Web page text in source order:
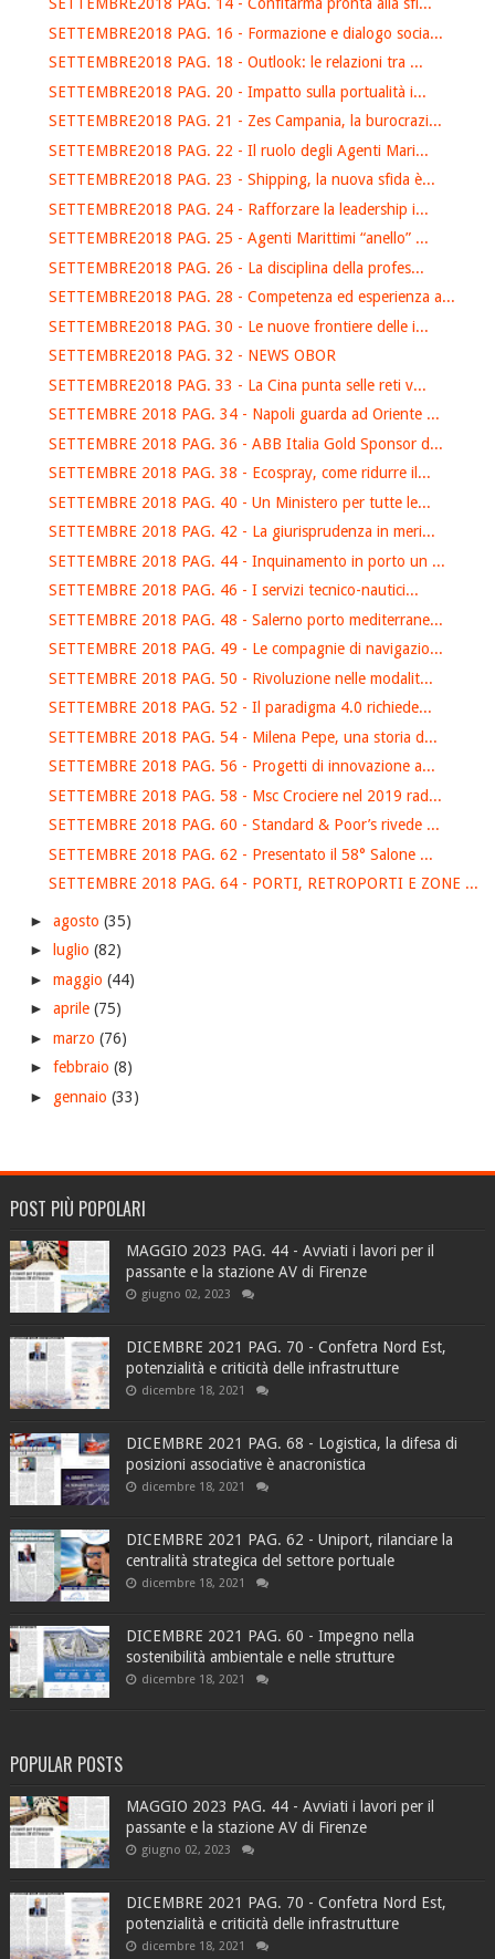
SETTEMBRE2018 PAG. 16 - Formazione e dialogo socia...
SETTEMBRE2018 PAG. 18 - Outlook: le relazioni tra ...
SETTEMBRE2018 PAG. 20 - Impatto sulla portualità i...
SETTEMBRE2018 PAG. 21 - Zes Campania, la burocrazi...
SETTEMBRE2018 PAG. 22 - Il ruolo degli Agenti Mari...
SETTEMBRE2018 PAG. 23 - Shipping, la nuova sfida è...
SETTEMBRE2018 PAG. 24 - Rafforzare la leadership i...
SETTEMBRE2018 PAG. 25 - Agenti Marittimi “anello” ...
SETTEMBRE2018 PAG. 26 - La disciplina della profes...
SETTEMBRE2018 PAG. 28 - Competenza ed esperienza a...
SETTEMBRE2018 PAG. 30 - Le nuove frontiere delle i...
SETTEMBRE2018 PAG. 32 - NEWS OBOR
SETTEMBRE2018 PAG. 33 - La Cina punta selle reti v...
SETTEMBRE 2018 PAG. 34 - Napoli guarda ad Oriente ...
SETTEMBRE 2018 PAG. 36 - ABB Italia Gold Sponsor d...
SETTEMBRE 2018 PAG. 38 - Ecospray, come ridurre il...
SETTEMBRE 2018 PAG. 40 - Un Ministero per tutte le...
SETTEMBRE 2018 PAG. 42 - La giurisprudenza in meri...
SETTEMBRE 2018 PAG. 44 - Inquinamento in porto un ...
SETTEMBRE 2018 PAG. 46 - I servizi tecnico-nautici...
SETTEMBRE 2018 PAG. 48 - Salerno porto mediterrane...
SETTEMBRE 2018 PAG. 49 - Le compagnie di navigazio...
SETTEMBRE 2018 PAG. 50 - Rivoluzione nelle modalit...
SETTEMBRE 2018 PAG. 52 - Il paradigma 4.0 richiede...
SETTEMBRE 2018 PAG. 54 - Milena Pepe, una storia d...
SETTEMBRE 2018 PAG. 56 - Progetti di innovazione a...
SETTEMBRE 2018 PAG. 58 - Msc Crociere nel 2019 rad...
SETTEMBRE 2018 PAG. 60 - Standard & Poor’s rivede ...
SETTEMBRE 2018 PAG. 62 - Presentato il 58° Salone ...
SETTEMBRE 2018 PAG. 64 - PORTI, RETROPORTI E ZONE ...
► agosto (35)
►
luglio (82)
► maggio (44)
► aprile (75)
► marzo (76)
► febbraio (8)
► gennaio (33)
POST PIÙ POPOLARI
MAGGIO 2023 PAG. 44 - Avviati i lavori per il
passante e la stazione AV di Firenze
giugno 02, 2023
DICEMBRE 2021 PAG. 70 - Confetra Nord Est,
potenzialità e criticità delle infrastrutture
dicembre 18, 2021
DICEMBRE 2021 PAG. 68 - Logistica, la difesa di
posizioni associative è anacronistica
dicembre 18, 2021
DICEMBRE 2021 PAG. 62 - Uniport, rilanciare la
centralità strategica del settore portuale
dicembre 18, 2021
DICEMBRE 2021 PAG. 60 - Impegno nella
sostenibilità ambientale e nelle strutture
dicembre 18, 2021
POPULAR POSTS
MAGGIO 2023 PAG. 44 - Avviati i lavori per il
passante e la stazione AV di Firenze
giugno 02, 2023
DICEMBRE 2021 PAG. 70 - Confetra Nord Est,
potenzialità e criticità delle infrastrutture
dicembre 18, 2021